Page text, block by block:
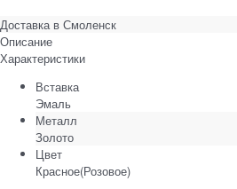
Доставка в Смоленск
Описание
Характеристики
Вставка
Эмаль
Металл
Золото
Цвет
Красное(Розовое)